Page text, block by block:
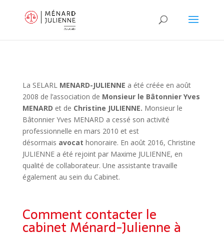
La SELARL MENARD-JULIENNE a été créée en août
2008 de l’association de Monsieur le Bâtonnier Yves
MENARD et de Christine JULIENNE. Monsieur le
Bâtonnier Yves MENARD a cessé son activité
professionnelle en mars 2010 et est
désormais avocat honoraire. En août 2016, Christine
JULIENNE a été rejoint par Maxime JULIENNE, en
qualité de collaborateur. Une assistante travaille
également au sein du Cabinet.
Comment contacter le
cabinet Ménard-Julienne à